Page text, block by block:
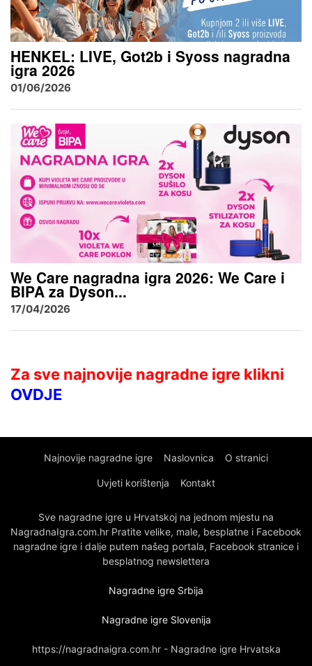
HENKEL: LIVE, Got2b i Syoss nagradna
igra 2026
01/06/2026
We Care nagradna igra 2026: We Care i
BIPA za Dyson...
17/04/2026
Za sve najnovije nagradne igre klikni
OVDJE
Najnovije nagradne igre Naslovnica O stranici
Uvjeti korištenja Kontakt
Sve nagradne igre u Hrvatskoj na jednom mjestu na
NagradnaIgra.com.hr Pratite velike, male, besplatne i Facebook
nagradne igre i dalje putem našeg portala, Facebook stranice i
besplatnog newslettera
Nagradne igre Srbija
Nagradne igre Slovenija
https://nagradnaigra.com.hr - Nagradne igre Hrvatska